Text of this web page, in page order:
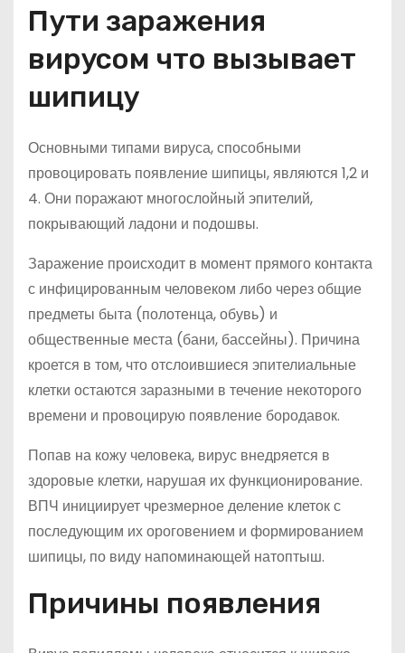
Пути заражения
вирусом что вызывает
шипицу
Основными типами вируса, способными
провоцировать появление шипицы, являются 1,2 и
4. Они поражают многослойный эпителий,
покрывающий ладони и подошвы.
Заражение происходит в момент прямого контакта
с инфицированным человеком либо через общие
предметы быта (полотенца, обувь) и
общественные места (бани, бассейны). Причина
кроется в том, что отслоившиеся эпителиальные
клетки остаются заразными в течение некоторого
времени и провоцирую появление бородавок.
Попав на кожу человека, вирус внедряется в
здоровые клетки, нарушая их функционирование.
ВПЧ инициирует чрезмерное деление клеток с
последующим их ороговением и формированием
шипицы, по виду напоминающей натоптыш.
Причины появления